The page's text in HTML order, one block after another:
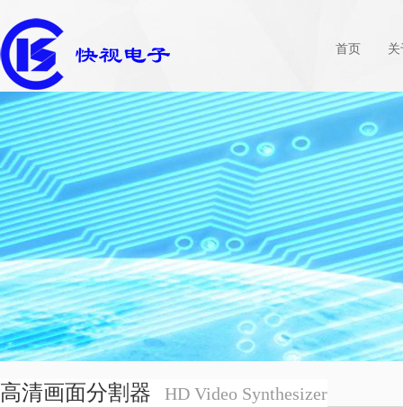
首页
高清画面分割器 HD Video Synthesizer